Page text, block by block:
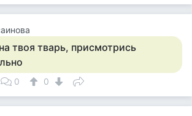
твоя тварь, присмотрись
0 0